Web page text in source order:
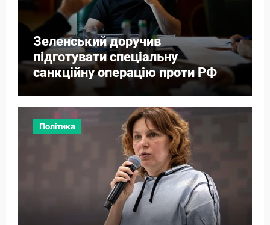
Зеленський доручив
підготувати спеціальну
санкційну операцію проти РФ
Політика